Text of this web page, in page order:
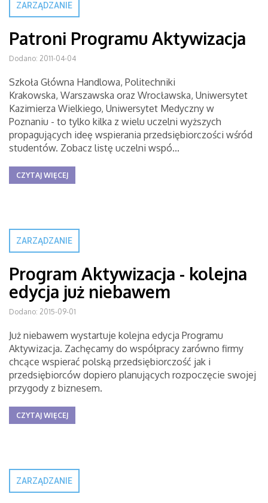
ZARZĄDZANIE
Patroni Programu Aktywizacja
Dodano: 2011-04-04
Szkoła Główna Handlowa, Politechniki
Krakowska, Warszawska oraz Wrocławska, Uniwersytet
Kazimierza Wielkiego, Uniwersytet Medyczny w
Poznaniu - to tylko kilka z wielu uczelni wyższych
propagujących ideę wspierania przedsiębiorczości wśród
studentów. Zobacz listę uczelni wspó...
CZYTAJ WIĘCEJ
ZARZĄDZANIE
Program Aktywizacja - kolejna
edycja już niebawem
Dodano: 2015-09-01
Już niebawem wystartuje kolejna edycja Programu
Aktywizacja. Zachęcamy do współpracy zarówno firmy
chcące wspierać polską przedsiębiorczość jak i
przedsiębiorców dopiero planujących rozpoczęcie swojej
przygody z biznesem.
CZYTAJ WIĘCEJ
ZARZĄDZANIE